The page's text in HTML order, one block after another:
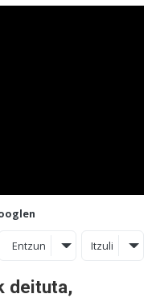
Entzun Itzuli
deituta,